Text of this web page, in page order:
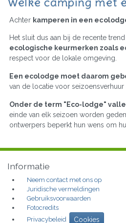
Achter kamperen in een
Het sluit dus aan bij de recente
ecologische keurmerken zoals
respect voor de lokale omgeving.
Een ecolodge moet daarom
van de locatie voor
Onder de term "Eco-lodge"
einde van elk seizoen worden
ontwerpers beperkt hun wens om
Informatie
Neem contact met ons op
Juridische vermeldingen
Gebruiksvoorwaarden
Fotocredits
Privacybeleid
Cookies